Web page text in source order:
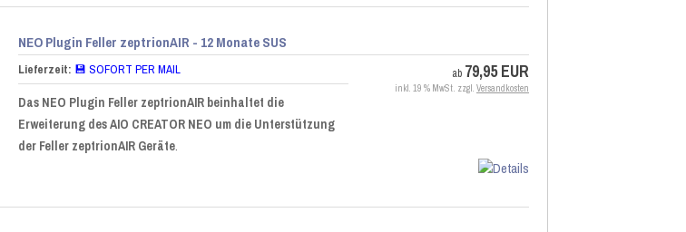
NEO Plugin Feller zeptrionAIR - 12 Monate SUS
Lieferzeit: 💾 SOFORT PER MAIL
Das NEO Plugin Feller zeptrionAIR beinhaltet die
Erweiterung des AIO CREATOR NEO um die Unterstützung
der Feller zeptrionAIR Geräte.
ab 79,95 EUR
inkl. 19 % MwSt. zzgl. Versandkosten